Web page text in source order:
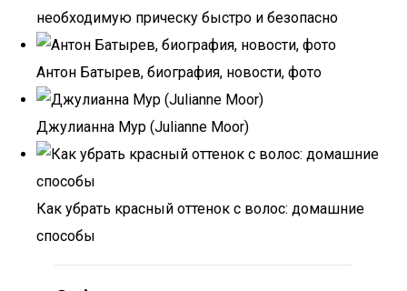
необходимую прическу быстро и безопасно
Антон Батырев, биография, новости, фото
Джулианна Мур (Julianne Moor)
Как убрать красный оттенок с волос: домашние
способы